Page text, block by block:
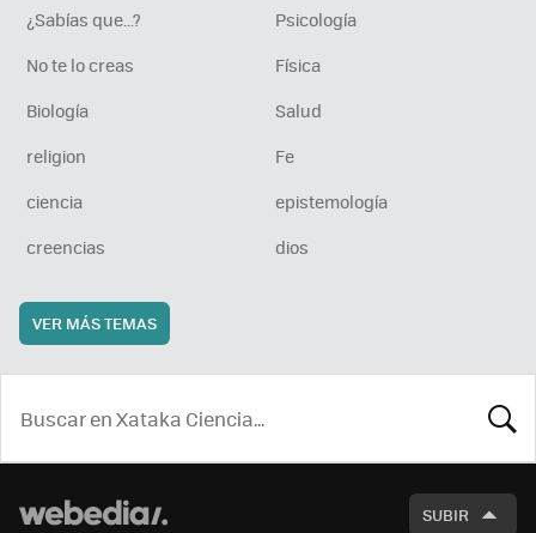
¿Sabías que...?
Psicología
No te lo creas
Física
Biología
Salud
religion
Fe
ciencia
epistemología
creencias
dios
VER MÁS TEMAS
SUBIR